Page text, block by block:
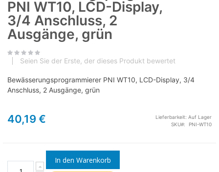
PNI WT10, LCD-Display,
3/4 Anschluss, 2
Ausgänge, grün
Seien Sie der Erste, der dieses Produkt bewertet
Bewässerungsprogrammierer PNI WT10, LCD-Display, 3/4
Anschluss, 2 Ausgänge, grün
40,19 € Lieferbarkeit: Auf Lager
SKU
PNI-WT10
In den Warenkorb